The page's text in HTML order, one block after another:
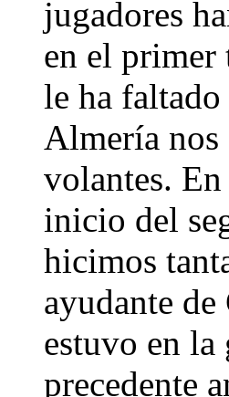
jugadores
en el primer
le ha
Almería nos
volantes.
inicio del
hicimos
ayudante de
estuvo en la
precedente